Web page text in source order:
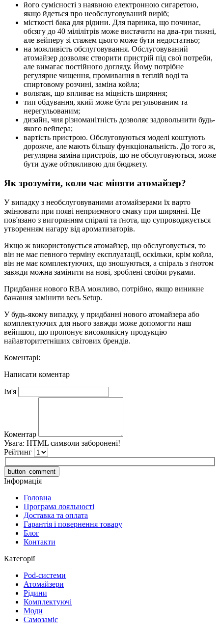
його сумісності з наявною електронною сигаретою,
якщо йдеться про необслуговуваний виріб;
місткості бака для рідини. Для парника, що починає,
обсягу до 40 мілілітрів може вистачити на два-три тижні,
але вейперу зі стажем цього може бути недостатньо;
на можливість обслуговування. Обслуговуваний
атомайзер дозволяє створити пристрій під свої потреби,
але вимагає постійного догляду. Йому потрібне
регулярне чищення, промивання в теплій воді та
спиртовому розчині, заміна койла;
вольтаж, що впливає на міцність ширяння;
тип обдування, який може бути регульованим та
нерегульованим;
дизайн, чия різноманітність дозволяє задовольнити будь-
якого вейпера;
вартість пристрою. Обслуговуються моделі коштують
дорожче, але мають більшу функціональність. До того ж,
регулярна заміна пристроїв, що не обслуговуються, може
бути дуже обтяжливою для бюджету.
Як зрозуміти, коли час міняти атомайзер?
У випадку з необслуговуваними атомайзерами їх варто
змінювати при появі неприємного смаку при ширянні. Це
пов'язано з вигорянням спіралі та ґнота, що супроводжується
утворенням нагару від ароматизаторів.
Якщо ж використовується атомайзер, що обслуговується, то
він не має певного терміну експлуатації, оскільки, крім койла,
він не має комплектуючих, що зношуються, а спіраль з ґнотом
завжди можна замінити на нові, зроблені своїми руками.
Придбання нового RBA можливо, потрібно, якщо виникне
бажання замінити весь Setup.
У будь-якому випадку, у придбанні нового атомайзера або
комплектуючих для нього завжди може допомогти наш
вейпшоп, що пропонує високоякісну продукцію
найавторитетніших світових брендів.
Коментарі:
Написати коментар
Ім'я
Коментар
Увага: HTML символи заборонені!
Рейтинг
button_comment
Інформація
Головна
Програма лояльності
Доставка та оплата
Гарантія і повернення товару
Блог
Контакти
Категорії
Pod-системи
Атомайзери
Рідини
Комплектуючі
Моди
Самозаміс